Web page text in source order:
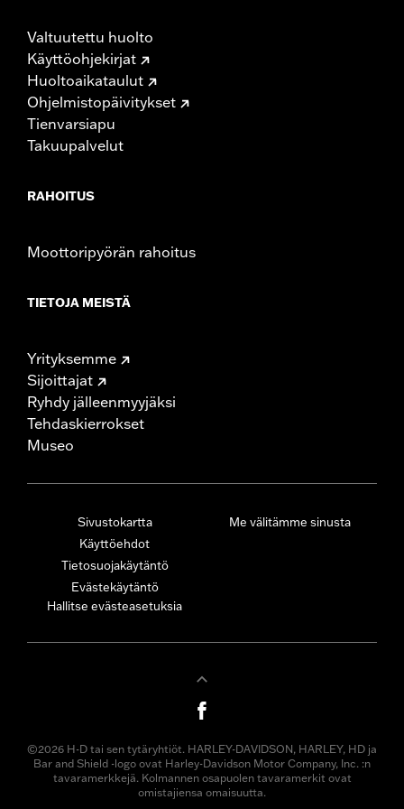
Valtuutettu huolto
Käyttöohjekirjat
Huoltoaikataulut
Ohjelmistopäivitykset
Tienvarsiapu
Takuupalvelut
RAHOITUS
Moottoripyörän rahoitus
TIETOJA MEISTÄ
Yrityksemme
Sijoittajat
Ryhdy jälleenmyyjäksi
Tehdaskierrokset
Museo
Sivustokartta
Käyttöehdot
Tietosuojakäytäntö
Evästekäytäntö
Hallitse evästeasetuksia
Me välitämme sinusta
©2026 H-D tai sen tytäryhtiöt. HARLEY-DAVIDSON, HARLEY, HD ja
Bar and Shield -logo ovat Harley-Davidson Motor Company, Inc. :n
tavaramerkkejä. Kolmannen osapuolen tavaramerkit ovat
omistajiensa omaisuutta.